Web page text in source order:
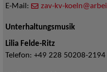
E-Mail:
zav-kv-
Unterhaltungsmusik
Lilia Felde-Ritz
Telefon: +49 228 50208-2194